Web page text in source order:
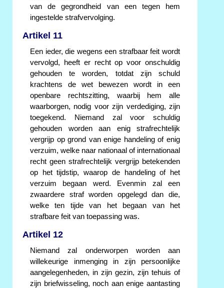
van de gegrondheid van een tegen hem
ingestelde strafvervolging.
Artikel 11
Een ieder, die wegens een strafbaar feit wordt
vervolgd, heeft er recht op voor onschuldig
gehouden te worden, totdat zijn schuld
krachtens de wet bewezen wordt in een
openbare rechtszitting, waarbij hem alle
waarborgen, nodig voor zijn verdediging, zijn
toegekend. Niemand zal voor schuldig
gehouden worden aan enig strafrechtelijk
vergrijp op grond van enige handeling of enig
verzuim, welke naar nationaal of internationaal
recht geen strafrechtelijk vergrijp betekenden
op het tijdstip, waarop de handeling of het
verzuim begaan werd. Evenmin zal een
zwaardere straf worden opgelegd dan die,
welke ten tijde van het begaan van het
strafbare feit van toepassing was.
Artikel 12
Niemand zal onderworpen worden aan
willekeurige inmenging in zijn persoonlijke
aangelegenheden, in zijn gezin, zijn tehuis of
zijn briefwisseling, noch aan enige aantasting